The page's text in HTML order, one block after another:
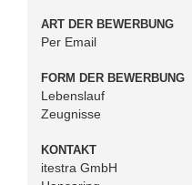
ART DER BEWERBUNG
Per Email
FORM DER BEWERBUNG
Lebenslauf
Zeugnisse
KONTAKT
itestra GmbH